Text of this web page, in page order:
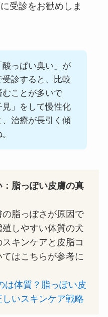
受診をお勧めしま
っぱい臭い」が
受診すると、比較
ことが多いで
」をして慢性化
治療が長引く傾
脂っぽい皮膚の真
脂っぽさが原因で
しやすい体質の犬
キンケアと皮脂コ
はこちらが参考に
は体質？脂っぽい皮
いスキンケア戦略